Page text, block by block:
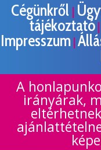
Cégünkről |
tájékoztató |
Impresszum|
A
irányárak,